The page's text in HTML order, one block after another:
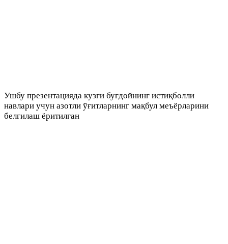
Ушбу презентацияда кузги буғдойнинг истиқболли
навлари учун азотли ўғитларнинг мақбул меъёрларини
белгилаш ёритилган